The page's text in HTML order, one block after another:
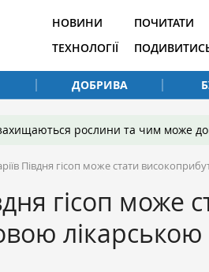
НОВИНИ
ТЕХНОЛОГІЇ
ПОЧИТАТИ
ДОБРИВА
захищаються рослини та чим може
Півдня гісоп може стати
гісоп може
лікарською